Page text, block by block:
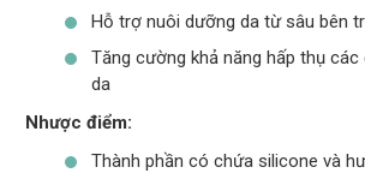
Hỗ trợ nuôi dưỡng da từ sâu bên
Tăng cường khả năng hấp thụ
da
Nhược điểm:
Thành phần có chứa silicone và